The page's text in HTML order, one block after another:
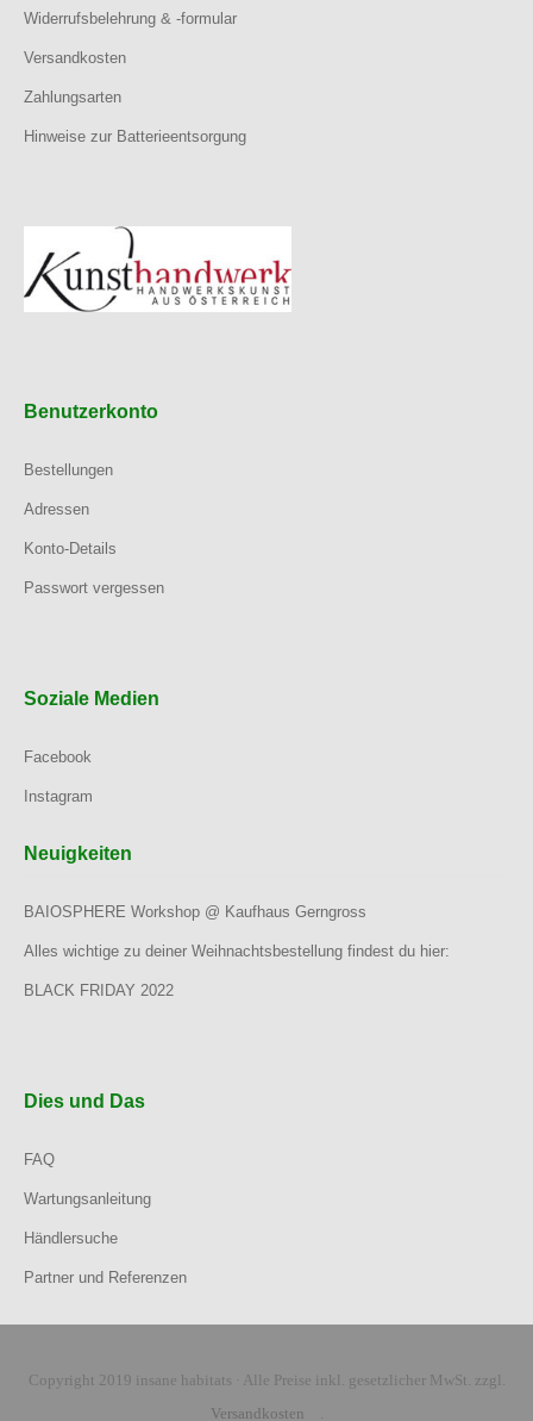
Widerrufsbelehrung & -formular
Versandkosten
Zahlungsarten
Hinweise zur Batterieentsorgung
Benutzerkonto
Bestellungen
Adressen
Konto-Details
Passwort vergessen
Soziale Medien
Facebook
Instagram
Neuigkeiten
BAIOSPHERE Workshop @ Kaufhaus Gerngross
Alles wichtige zu deiner Weihnachtsbestellung findest du hier:
BLACK FRIDAY 2022
Dies und Das
FAQ
Wartungsanleitung
Händlersuche
Partner und Referenzen
Copyright 2019 insane habitats · Alle Preise inkl. gesetzlicher MwSt. zzgl.
Versandkosten